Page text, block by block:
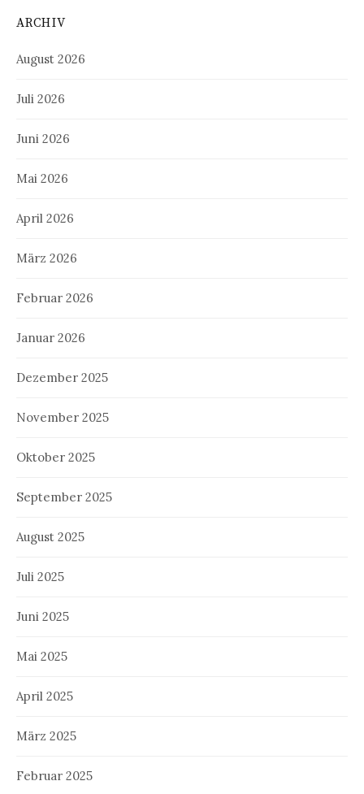
ARCHIV
August 2026
Juli 2026
Juni 2026
Mai 2026
April 2026
März 2026
Februar 2026
Januar 2026
Dezember 2025
November 2025
Oktober 2025
September 2025
August 2025
Juli 2025
Juni 2025
Mai 2025
April 2025
März 2025
Februar 2025